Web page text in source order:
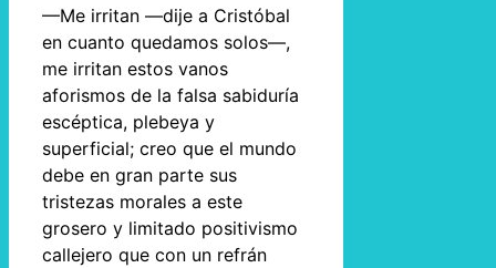
—Me irritan —dije a Cristóbal
en cuanto quedamos solos—,
me irritan estos vanos
aforismos de la falsa sabiduría
escéptica, plebeya y
superficial; creo que el mundo
debe en gran parte sus
tristezas morales a este
grosero y limitado positivismo
callejero que con un refrán